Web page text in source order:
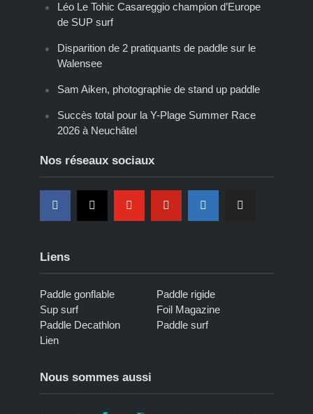
Léo Le Tohic Casareggio champion d’Europe
de SUP surf
Disparition de 2 pratiquants de paddle sur le
Walensee
Sam Aiken, photographie de stand up paddle
Succès total pour la Y-Plage Summer Race
2026 à Neuchâtel
Nos réseaux sociaux
Liens
Paddle gonflable
Paddle rigide
Sup surf
Foil Magazine
Paddle Decathlon
Paddle surf
Lien
Nous sommes aussi